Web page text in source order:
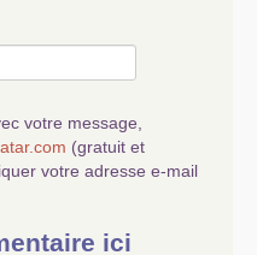
votre message,
(gratuit et
votre adresse e-mail
ici